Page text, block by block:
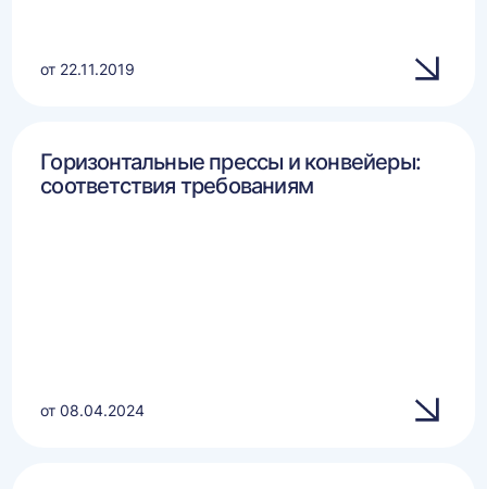
от 22.11.2019
Горизонтальные прессы и конвейеры:
соответствия требованиям
от 08.04.2024